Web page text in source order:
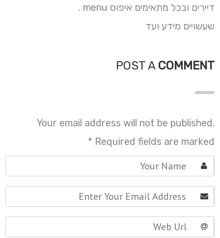
דיירים ובכל מתאימים איפוס menu .
שעשויים מידע ועד
POST A COMMENT
Your email address will not be published.
Required fields are marked
*